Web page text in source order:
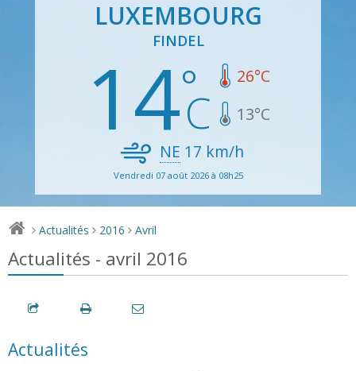
LUXEMBOURG
FINDEL
14 26°C
13°C
NE 17 km/h
Vendredi 07 août 2026 à 08h25
> Actualités > 2016 > Avril
Actualités - avril 2016
Actualités